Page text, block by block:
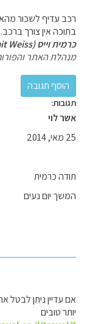
רכב עדיף לשכור
בתוכה אין צורך ברכב.
כרמית וייס (Carmit Weiss)
מנהלת האתר
תגובות:
אשר לוי
25 מאי, 2014
תודה כרמית
המשך יום נעים
אם עדיין ניתן לבטל
יותר טובים